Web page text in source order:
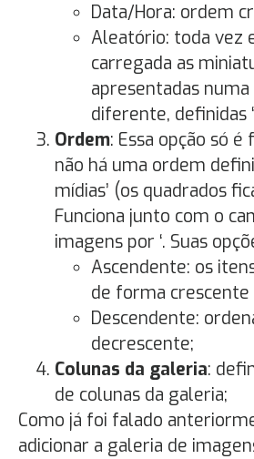
Data/Hora: ordem
Aleatório: toda vez
carregada as
apresentadas
diferente, definidas
Ordem: Essa opção só
não há uma ordem
mídias’ (os quadrados
Funciona junto com o
imagens por ‘. Suas
Ascendente: os
de forma crescente
Descendente:
decrescente;
Colunas da galeria:
de colunas da galeria;
Como já foi falado
adicionar a galeria de